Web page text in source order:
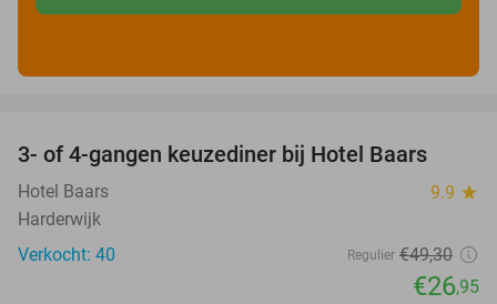
3- of 4-gangen keuzediner bij Hotel Baars
Hotel Baars 9.9 star
Harderwijk
Verkocht: 40
Regulier €49,30
€26,95